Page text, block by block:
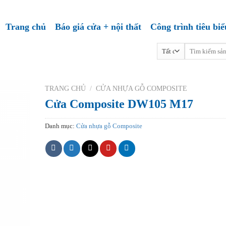
Trang chủ Báo giá cửa + nội thất Công trình tiêu
TRANG CHỦ / CỬA NHỰA GỖ COMPOSITE
Cửa Composite DW105 M17
Danh mục: Cửa nhựa gỗ Composite